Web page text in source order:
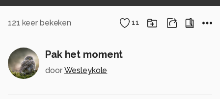
121 keer bekeken 11
Pak het moment
door Wesleykole